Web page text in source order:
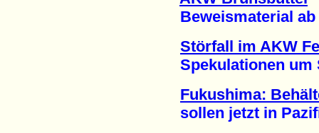
Beweismaterial ab
Störfall im AKW
Spekulationen um
Fukushima:
sollen jetzt in